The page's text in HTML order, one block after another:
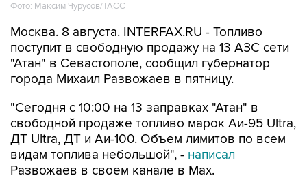
Фото: Максим Чурусов/ТАСС
Москва. 8 августа. INTERFAX.RU - Топливо
поступит в свободную продажу на 13 АЗС сети
"Атан" в Севастополе, сообщил губернатор
города Михаил Развожаев в пятницу.
"Сегодня с 10:00 на 13 заправках "Атан" в
свободной продаже топливо марок Аи-95 Ultra,
ДТ Ultra, ДТ и Аи-100. Объем лимитов по всем
видам топлива небольшой", - написал
Развожаев в своем канале в Max.